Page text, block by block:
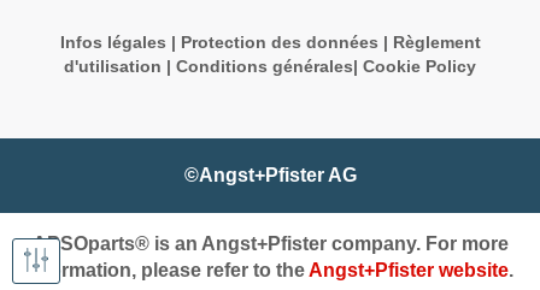
Infos légales | Protection des données | Règlement
d'utilisation | Conditions générales| Cookie Policy
©Angst+Pfister AG
APSOparts® is an Angst+Pfister company. For more
information, please refer to theAngst+Pfister website.